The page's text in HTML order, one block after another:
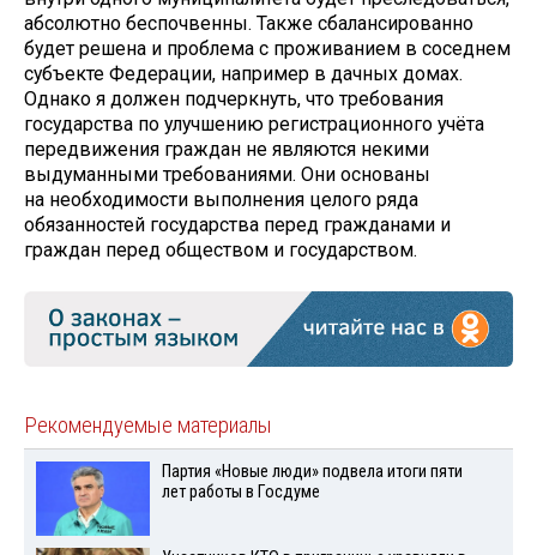
абсолютно беспочвенны. Также сбалансированно
будет решена и проблема с проживанием в соседнем
субъекте Федерации, например в дачных домах.
Однако я должен подчеркнуть, что требования
государства по улучшению регистрационного учёта
передвижения граждан не являются некими
выдуманными требованиями. Они основаны
на необходимости выполнения целого ряда
обязанностей государства перед гражданами и
граждан перед обществом и государством.
Рекомендуемые материалы
Партия «Новые люди» подвела итоги пяти
лет работы в Госдуме